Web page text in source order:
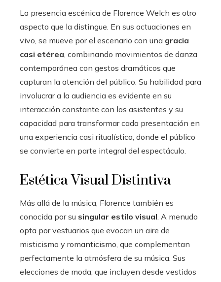
La presencia escénica de Florence Welch es otro
aspecto que la distingue. En sus actuaciones en
vivo, se mueve por el escenario con una gracia
casi etérea, combinando movimientos de danza
contemporánea con gestos dramáticos que
capturan la atención del público. Su habilidad para
involucrar a la audiencia es evidente en su
interacción constante con los asistentes y su
capacidad para transformar cada presentación en
una experiencia casi ritualística, donde el público
se convierte en parte integral del espectáculo.
Estética Visual Distintiva
Más allá de la música, Florence también es
conocida por su singular estilo visual. A menudo
opta por vestuarios que evocan un aire de
misticismo y romanticismo, que complementan
perfectamente la atmósfera de su música. Sus
elecciones de moda, que incluyen desde vestidos